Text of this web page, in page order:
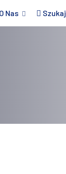
O Nas Szukaj